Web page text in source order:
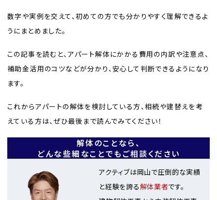
数字や実例を交えて、初めての方でも分かりやすく理解できるよ
うにまとめました。
この記事を読むと、アパート解体にかかる費用の内訳や注意点、
補助金活用のコツなどが分かり、安心して判断できるようになり
ます。
これからアパートの解体を検討している方、相続や建替えを考
えている方は、ぜひ最後まで読んでみてください！
解体のことなら、
どんな些細なことでもご相談ください
アクティブは岡山で圧倒的な実績
と経験を誇る解体業者です。